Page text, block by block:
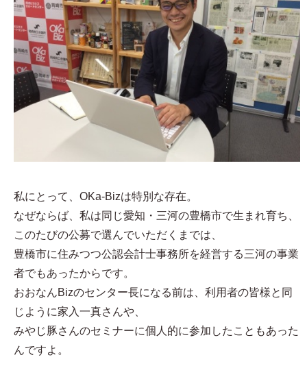
私にとって、OKa-Bizは特別な存在。
なぜならば、私は同じ愛知・三河の豊橋市で生まれ育ち、
このたびの公募で選んでいただくまでは、
豊橋市に住みつつ公認会計士事務所を経営する三河の事業
者でもあったからです。
おおなんBizのセンター長になる前は、利用者の皆様と同
じように家入一真さんや、
みやじ豚さんのセミナーに個人的に参加したこともあった
んですよ。